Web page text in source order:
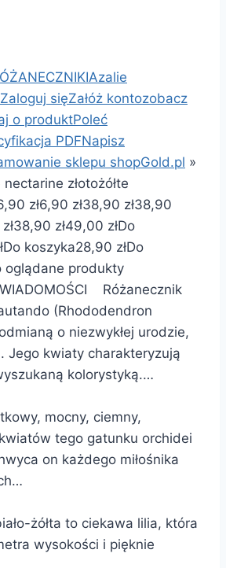
Azalie
Zaloguj sięZałóż kontozobacz
o produktPoleć
PDFNapisz
sklepu shopGold.pl »
złotożółte
zł6,90 zł38,90 zł38,90
38,90 zł49,00 złDo
Do koszyka28,90 złDo
oglądane produkty
WIADOMOŚCI Różanecznik
(Rhododendron
o niezwykłej urodzie,
Jego kwiaty charakteryzują
kolorystyką.…
mocny, ciemny,
tego gatunku orchidei
on każdego miłośnika
żółta to ciekawa lilia, która
wysokości i pięknie